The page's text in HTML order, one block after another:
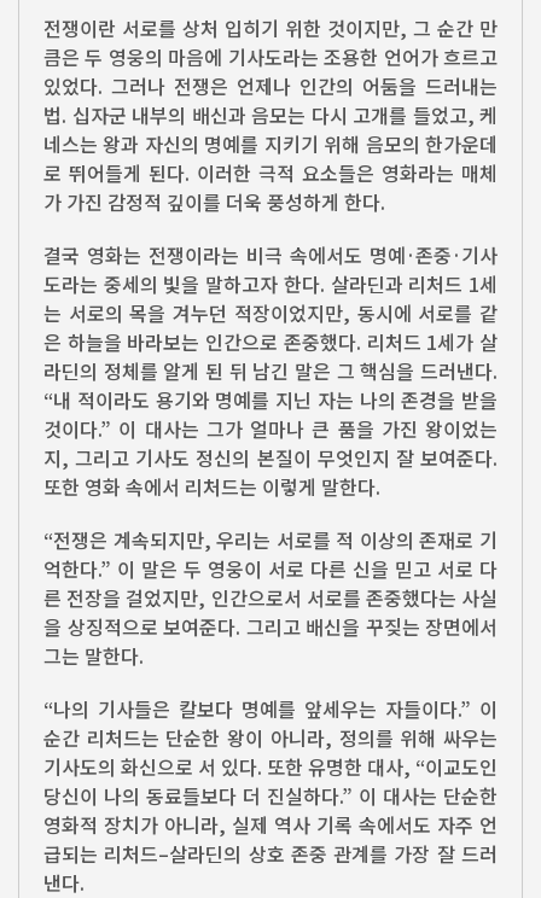
전쟁이란 서로를 상처 입히기 위한 것이지만, 그 순간 만
큼은 두 영웅의 마음에 기사도라는 조용한 언어가 흐르고
있었다. 그러나 전쟁은 언제나 인간의 어둠을 드러내는
법. 십자군 내부의 배신과 음모는 다시 고개를 들었고, 케
네스는 왕과 자신의 명예를 지키기 위해 음모의 한가운데
로 뛰어들게 된다. 이러한 극적 요소들은 영화라는 매체
가 가진 감정적 깊이를 더욱 풍성하게 한다.
결국 영화는 전쟁이라는 비극 속에서도 명예·존중·기사
도라는 중세의 빛을 말하고자 한다. 살라딘과 리처드 1세
는 서로의 목을 겨누던 적장이었지만, 동시에 서로를 같
은 하늘을 바라보는 인간으로 존중했다. 리처드 1세가 살
라딘의 정체를 알게 된 뒤 남긴 말은 그 핵심을 드러낸다.
“내 적이라도 용기와 명예를 지닌 자는 나의 존경을 받을
것이다.” 이 대사는 그가 얼마나 큰 품을 가진 왕이었는
지, 그리고 기사도 정신의 본질이 무엇인지 잘 보여준다.
또한 영화 속에서 리처드는 이렇게 말한다.
“전쟁은 계속되지만, 우리는 서로를 적 이상의 존재로 기
억한다.” 이 말은 두 영웅이 서로 다른 신을 믿고 서로 다
른 전장을 걸었지만, 인간으로서 서로를 존중했다는 사실
을 상징적으로 보여준다. 그리고 배신을 꾸짖는 장면에서
그는 말한다.
“나의 기사들은 칼보다 명예를 앞세우는 자들이다.” 이
순간 리처드는 단순한 왕이 아니라, 정의를 위해 싸우는
기사도의 화신으로 서 있다. 또한 유명한 대사, “이교도인
당신이 나의 동료들보다 더 진실하다.” 이 대사는 단순한
영화적 장치가 아니라, 실제 역사 기록 속에서도 자주 언
급되는 리처드–살라딘의 상호 존중 관계를 가장 잘 드러
낸다.